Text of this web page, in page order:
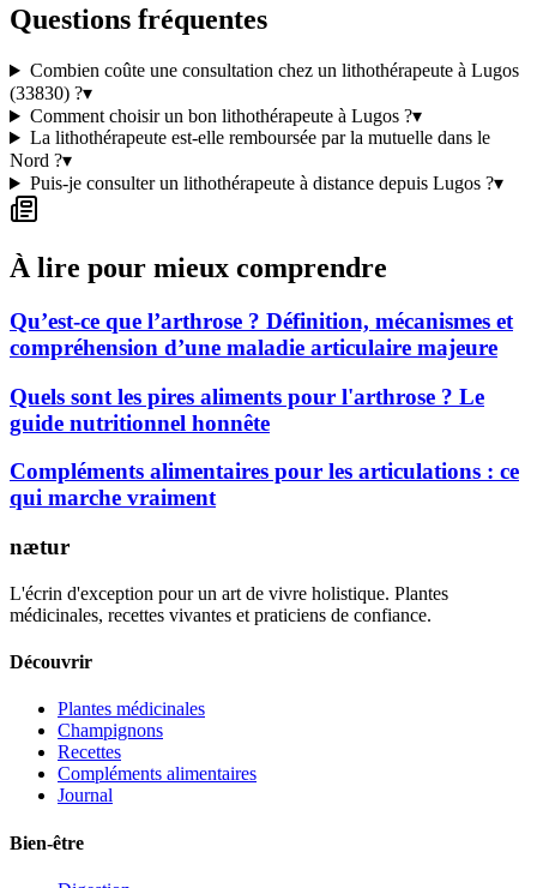
Questions fréquentes
Combien coûte une consultation chez un lithothérapeute à Lugos
(33830) ?▾
Comment choisir un bon lithothérapeute à Lugos ?▾
La lithothérapeute est-elle remboursée par la mutuelle dans le
Nord ?▾
Puis-je consulter un lithothérapeute à distance depuis Lugos ?▾
À lire pour mieux comprendre
Qu’est-ce que l’arthrose ? Définition, mécanismes et
compréhension d’une maladie articulaire majeure
Quels sont les pires aliments pour l'arthrose ? Le
guide nutritionnel honnête
Compléments alimentaires pour les articulations : ce
qui marche vraiment
nætur
L'écrin d'exception pour un art de vivre holistique. Plantes
médicinales, recettes vivantes et praticiens de confiance.
Découvrir
Plantes médicinales
Champignons
Recettes
Compléments alimentaires
Journal
Bien-être